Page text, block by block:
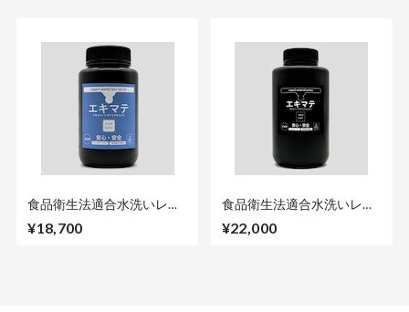
食品衛生法適合水洗いレジ
¥18,700
食品衛生法適合水洗いレジ
1000g』
¥22,000